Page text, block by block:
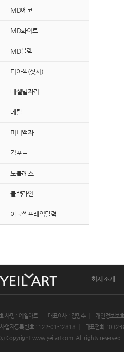
MD에코
MD화이트
MD블랙
디아섹(샷시)
베젤별자리
메탈
미니액자
길포드
노블레스
블랙라인
아크섹프레임달력
회사소개
회사명 : 예일아트 대표이사 : 김명수 개인정보보
사업자등록번호 : 122-01-12818
대표전화 :
ⓒ Copyright www.yeilart.com. All rights reserved.